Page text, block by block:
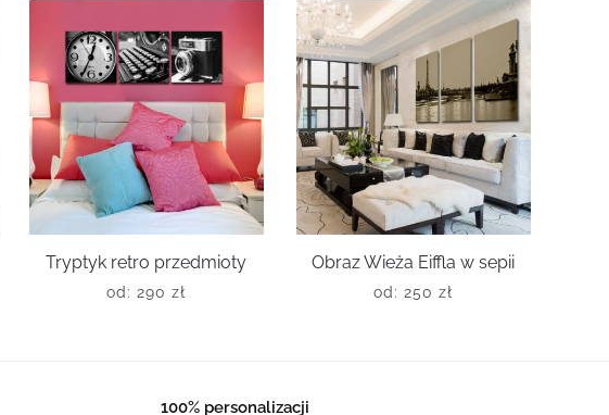
Tryptyk retro przedmioty
od: 290zł
Obraz Wieża Eiffla w sepii
od: 250zł
100% personalizacji